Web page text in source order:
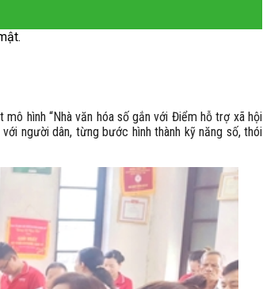
hình “Nhà văn hóa số gắn với Điểm hỗ trợ xã hội
người dân, từng bước hình thành kỹ năng số, thói